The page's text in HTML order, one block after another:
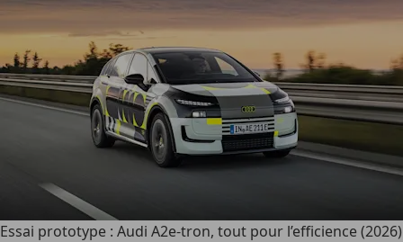
Essai prototype : Audi A2e-tron, tout pour l’efficience (2026)